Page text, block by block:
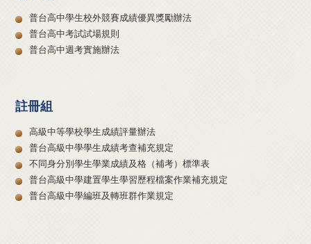
普台高中學生校外競賽成績優異獎勵辦法
普台高中考試試場規則
普台高中週考實施辦法
註冊組
高級中等學校學生成績評量辦法
普台高級中學學生成績考查補充規定
不同身分別學生學業成績及格（補考）標準表
普台高級中學建置學生學習歷程檔案作業補充規定
普台高級中學編班及轉班群作業規定